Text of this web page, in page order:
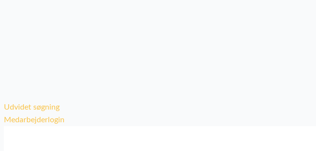
Udvidet søgning
Medarbejderlogin